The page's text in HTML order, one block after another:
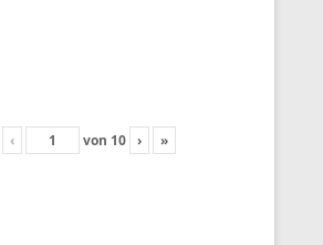
‹ von 10 › »